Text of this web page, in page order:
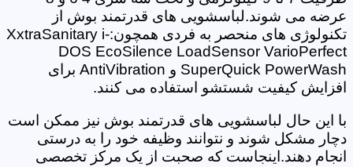
عرضه می شوند.لباسشویی های قدرتمند بوش از
تکنولوژی های منحصر به فردی همچون:XxtraSanitary i-
DOS EcoSilence LoadSensor VarioPerfect
SuperQuick PowerWash و AntiVibration برای
افزایش کیفیت شستشو استفاده می کنند.
با این حال لباسشویی های قدرتمند بوش نیز ممکن است
دچار مشکل شوند و نتوانند وظیفه خود را به درستی
انجام دهند.اینجاست که صحبت از یک مرکز تخصصی